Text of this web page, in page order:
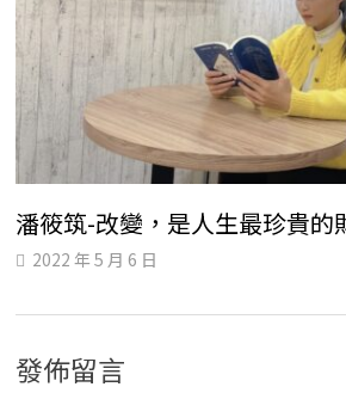
潘筱筑-改變，是人生最珍貴的
2022 年 5 月 6 日
發佈留言